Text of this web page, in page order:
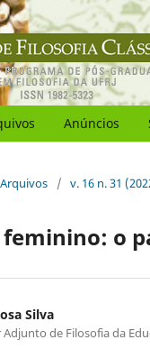
Anúncios
Arquivos / v. 16 n. 31
o
Silva
Adjunto de Filosofia da